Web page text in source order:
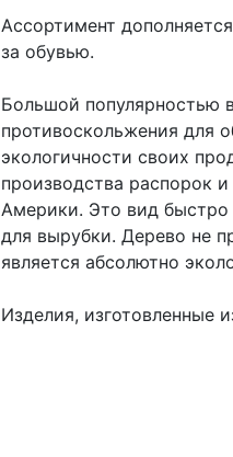
Ассортимент
за обувью.
Большой популярностью
противоскольжения для
экологичности своих
производства распорок
Америки. Это вид быстро
для вырубки. Дерево не
является абсолютно
Изделия, изготовленные